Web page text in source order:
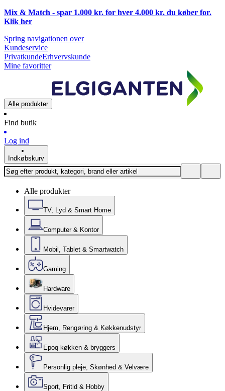
Mix & Match - spar 1.000 kr. for hver 4.000 kr. du køber for.
Klik her
Spring navigationen over
Kundeservice
PrivatkundeErhvervskunde
Mine favoritter
Alle produkter
Find butik
Log ind
Indkøbskurv
Alle produkter
TV, Lyd & Smart Home
Computer & Kontor
Mobil, Tablet & Smartwatch
Gaming
Hardware
Hvidevarer
Hjem, Rengøring & Køkkenudstyr
Epoq køkken & bryggers
Personlig pleje, Skønhed & Velvære
Sport, Fritid & Hobby